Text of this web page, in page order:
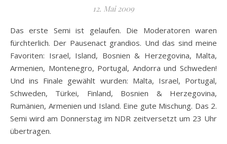
12. Mai 2009
Das erste Semi ist gelaufen. Die Moderatoren waren
fürchterlich. Der Pausenact grandios. Und das sind meine
Favoriten: Israel, Island, Bosnien & Herzegovina, Malta,
Armenien, Montenegro, Portugal, Andorra und Schweden!
Und ins Finale gewählt wurden: Malta, Israel, Portugal,
Schweden, Türkei, Finland, Bosnien & Herzegovina,
Rumänien, Armenien und Island. Eine gute Mischung. Das 2.
Semi wird am Donnerstag im NDR zeitversetzt um 23 Uhr
übertragen.